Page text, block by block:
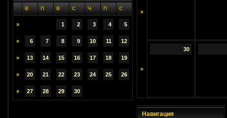
В П В С Ч П С
» 1 2 3 4 5
» 6 7 8 9 10 11 12
» 13 14 15 16 17 18 19
» 20 21 22 23 24 25 26
» 27 28 29 30
»
»
30
Навигация